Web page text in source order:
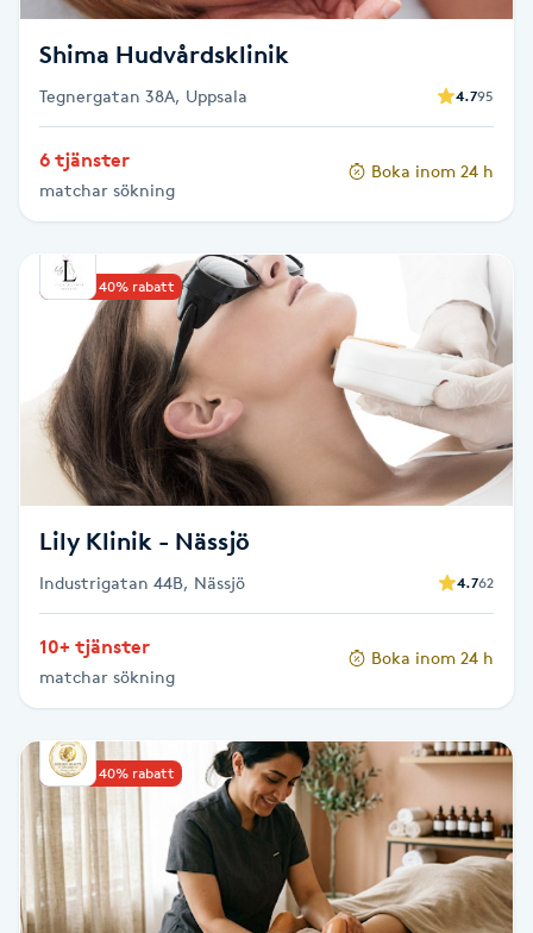
O
Olaplex
Ombre
Ombre brows
Ombre naglar
Optiker
Ortobionomi
Ortopedi
Paraffinbehandling
Pedikyr
Pensionärklippning
Permanent
Shima Hudvårdsklinik
Tegnergatan 38A, Uppsala 4.795
6 tjänster
matchar sökning
Boka inom 24 h
Upp till 40% rabatt
Lily Klinik - Nässjö
Industrigatan 44B, Nässjö 4.762
10+ tjänster
matchar sökning
Boka inom 24 h
Upp till 40% rabatt